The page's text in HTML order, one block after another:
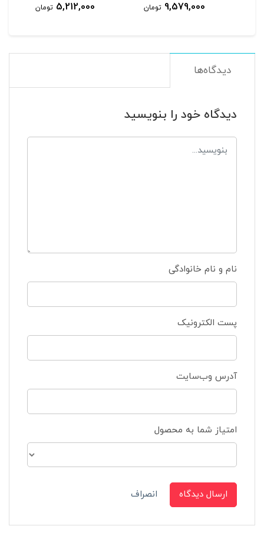
9,579,000 تومان 5,212,000 تومان
دیدگاه‌ها
دیدگاه خود را بنویسید
نام و نام خانوادگی
پست الکترونیک
آدرس وب‌سایت
امتیاز شما به محصول
ارسال دیدگاه انصراف